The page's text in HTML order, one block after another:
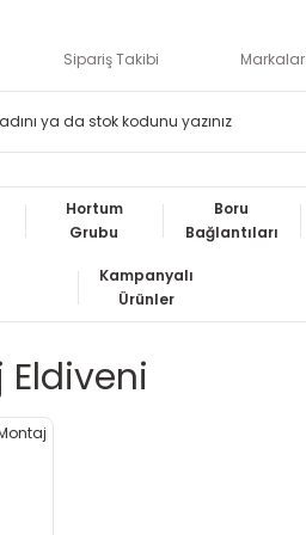
Sipariş Takibi Markalar
Hortum
Grubu
Boru
Bağlantıları
Kampanyalı
Ürünler